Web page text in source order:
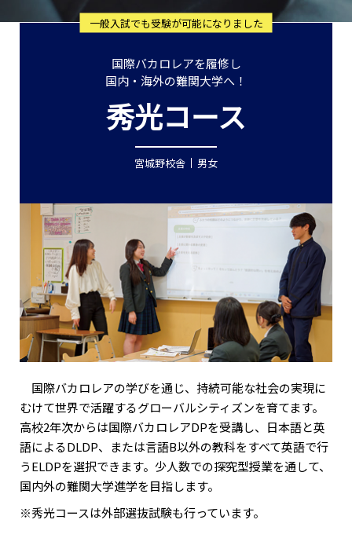
一般入試でも受験が可能になりました
国際バカロレアを履修し
国内・海外の難関大学へ！
秀光コース
宮城野校舎 男女
国際バカロレアの学びを通じ、持続可能な社会の実現に
むけて世界で活躍するグローバルシティズンを育てます。
高校2年次からは国際バカロレアDPを受講し、日本語と英
語によるDLDP、または言語B以外の教科をすべて英語で行
うELDPを選択できます。少人数での探究型授業を通して、
国内外の難関大学進学を目指します。
※秀光コースは外部選抜試験も行っています。